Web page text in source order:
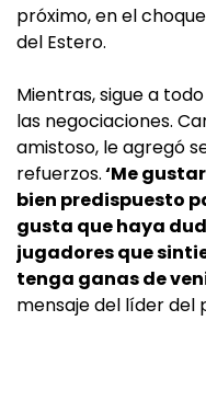
próximo, en el
del Estero.
Mientras, sigue a
las negociaciones.
amistoso, le agregó
refuerzos.‘Me
bien predispuesto
gusta que haya
jugadores que
tenga ganas de
mensaje del líder del